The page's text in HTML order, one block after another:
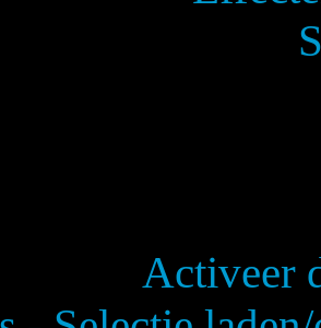
Activeer